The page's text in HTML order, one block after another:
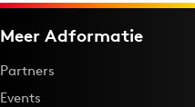
Meer Adformatie
Partners
Events